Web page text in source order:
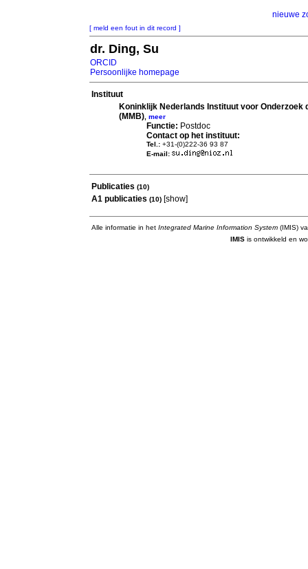
nieuwe
[ meld een fout in dit record ]
dr. Ding, Su
ORCID
Persoonlijke homepage
Instituut
Koninklijk Nederlands Instituut voor
(MMB) meer
Functie: Postdoc
Contact op het instituut:
Tel.: +31-(0)222-36 93 87
E-mail:
Publicaties (10)
A1 publicaties (10) [show]
Alle informatie in het Integrated Marine Information System (IMIS)
IMIS is ontwikkeld en